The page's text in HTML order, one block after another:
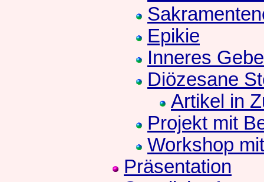
Epikie
Inneres
Diözesane
Artikel in
Projekt mit
Workshop
Präsentation